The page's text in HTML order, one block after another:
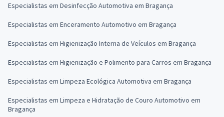
Especialistas em Desinfecção Automotiva em Bragança
Especialistas em Enceramento Automotivo em Bragança
Especialistas em Higienização Interna de Veículos em Bragança
Especialistas em Higienização e Polimento para Carros em Bragança
Especialistas em Limpeza Ecológica Automotiva em Bragança
Especialistas em Limpeza e Hidratação de Couro Automotivo em
Bragança